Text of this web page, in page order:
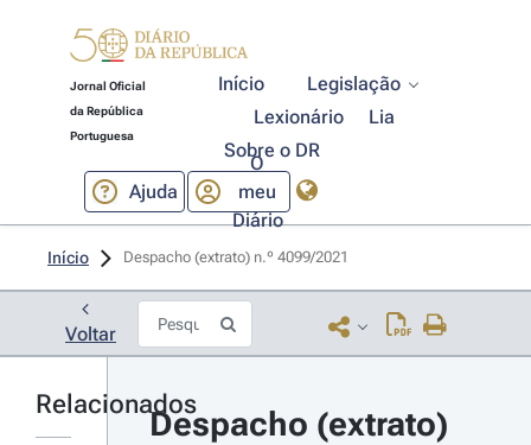
Jornal Oficial
da República
Portuguesa
Início
Legislação
Lexionário
Lia
Sobre o DR
Ajuda
O
meu
Diário
Início Despacho (extrato) n.º 4099/2021
Voltar
Relacionados
Despacho (extrato)